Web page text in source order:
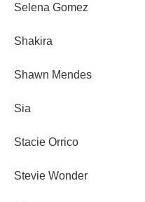
Selena Gomez
Shakira
Shawn Mendes
Sia
Stacie Orrico
Stevie Wonder